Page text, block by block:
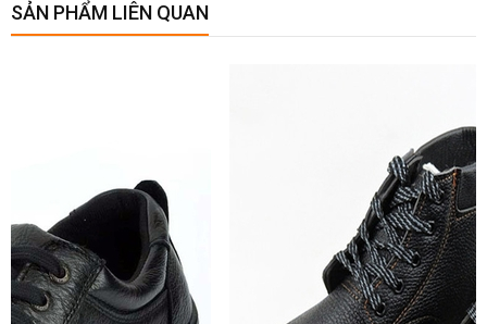
SẢN PHẨM LIÊN QUAN